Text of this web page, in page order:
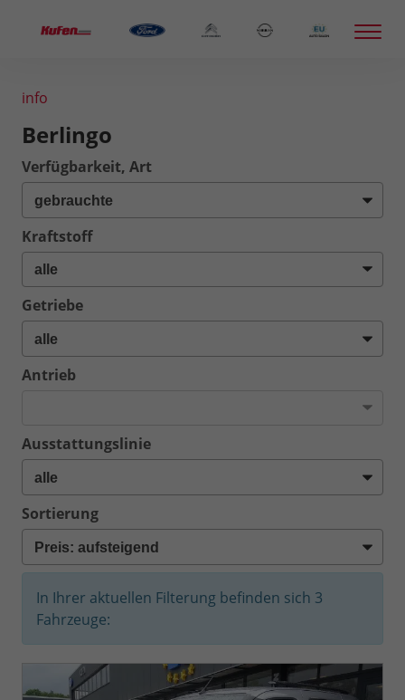
info
Berlingo
Verfügbarkeit, Art
Kraftstoff
Getriebe
Antrieb
Ausstattungslinie
Sortierung
In Ihrer aktuellen Filterung befinden sich 3
Fahrzeuge: